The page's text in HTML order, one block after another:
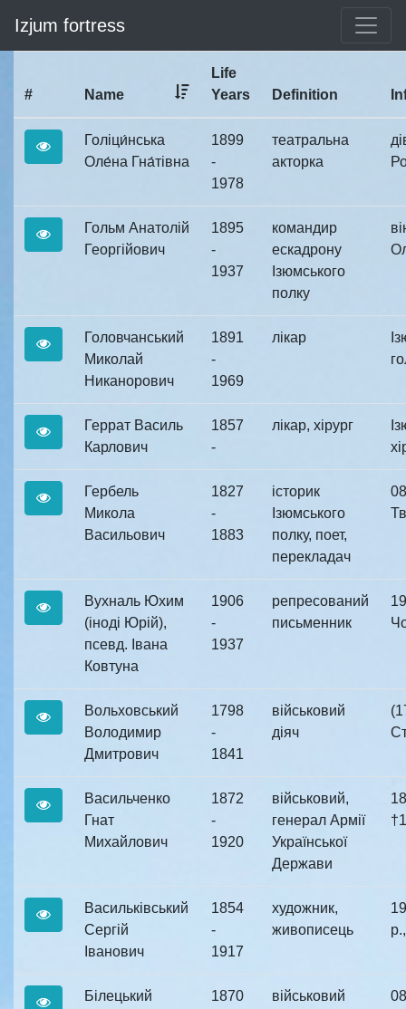
Izjum fortress
# Name
Life
Years
Definition
Голіци́нська
Оле́на Гна́тівна
1899
-
1978
театральна
акторка
Гольм Анатолій
Георгійович
1895
-
1937
командир
ескадрону
Ізюмського
полку
Головчанський
Миколай
Никанорович
1891
-
1969
лікар
Геррат Василь
Карлович
1857
-
лікар, хірург
Гербель
Микола
Васильович
1827
-
1883
історик
Ізюмського
полку, поет,
перекладач
Вухналь Юхим
(іноді Юрій),
псевд. Івана
Ковтуна
1906
-
1937
репресований
письменник
Вольховський
Володимир
Дмитрович
1798
-
1841
військовий
діяч
Васильченко
Гнат
Михайлович
1872
-
1920
військовий,
генерал Армії
Української
Держави
Васильківський
Сергій
Іванович
1854
-
1917
художник,
живописець
Білецький
1870
військовий